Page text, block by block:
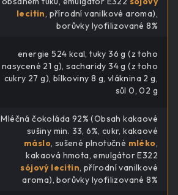
lecitin, přírodní vanilkové aroma),
borůvky lyofilizované 8%
energie 524 kcal, tuky 36 g (z toho
nasycené 21 g), sacharidy 34 g (z toho
cukry 27 g), bílkoviny 8 g, vláknina 2 g,
sůl 0, 02 g
Mléčná čokoláda 92% (Obsah kakaové
sušiny min. 33, 6%, cukr, kakaové
máslo, sušené plnotučné mléko,
kakaová hmota, emulgátor E322
sójový lecitin, přírodní vanilkové
aroma), borůvky lyofilizované 8%